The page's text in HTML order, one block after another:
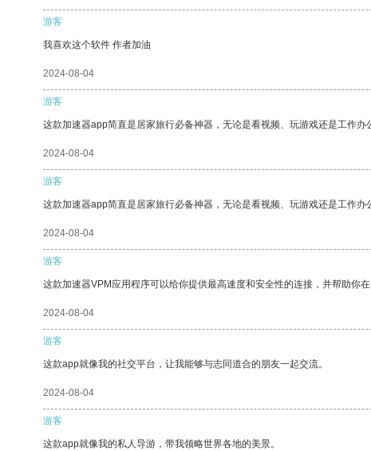
游客
我喜欢这个软件 作者加油
2024-08-04
游客
这款加速器app简直是居家旅行必备神器，无论是看视频、玩游戏还是工作办
2024-08-04
游客
这款加速器app简直是居家旅行必备神器，无论是看视频、玩游戏还是工作
2024-08-04
游客
这款加速器VPM应用程序可以给你提供最高速度和安全性的连接，并帮助你在
2024-08-04
游客
这款app就像我的社交平台，让我能够与志同道合的朋友一起交流。
2024-08-04
游客
这款app就像我的私人导游，带我领略世界各地的美景。